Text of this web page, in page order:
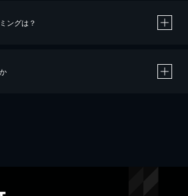
、クレジットカード決済による作品の購入 / レンタルです。
よる作品の購入 / レンタルは、20％のポイント還元です。
ングは？